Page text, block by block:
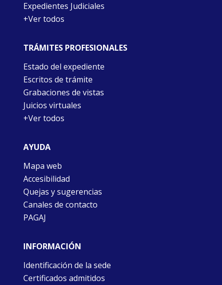
Expedientes Judiciales
+Ver todos
TRÁMITES PROFESIONALES
Estado del expediente
Escritos de trámite
Grabaciones de vistas
Juicios virtuales
+Ver todos
AYUDA
Mapa web
Accesibilidad
Quejas y sugerencias
Canales de contacto
PAGAJ
INFORMACIÓN
Identificación de la sede
Certificados admitidos